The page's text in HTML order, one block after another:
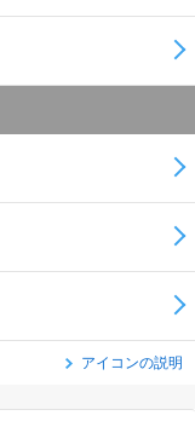
アイコンの説明